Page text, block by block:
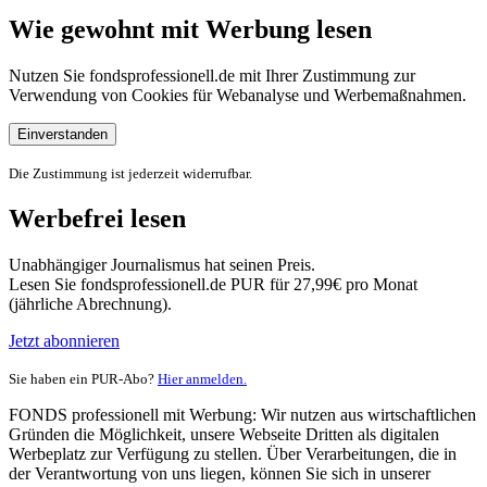
Wie gewohnt mit Werbung lesen
Nutzen Sie fondsprofessionell.de mit Ihrer Zustimmung zur
Verwendung von Cookies für Webanalyse und Werbemaßnahmen.
Einverstanden
Die Zustimmung ist jederzeit widerrufbar.
Werbefrei lesen
Unabhängiger Journalismus hat seinen Preis.
Lesen Sie fondsprofessionell.de PUR für 27,99€ pro Monat
(jährliche Abrechnung).
Jetzt abonnieren
Sie haben ein PUR-Abo? Hier anmelden.
FONDS professionell mit Werbung: Wir nutzen aus wirtschaftlichen
Gründen die Möglichkeit, unsere Webseite Dritten als digitalen
Werbeplatz zur Verfügung zu stellen. Über Verarbeitungen, die in
der Verantwortung von uns liegen, können Sie sich in unserer